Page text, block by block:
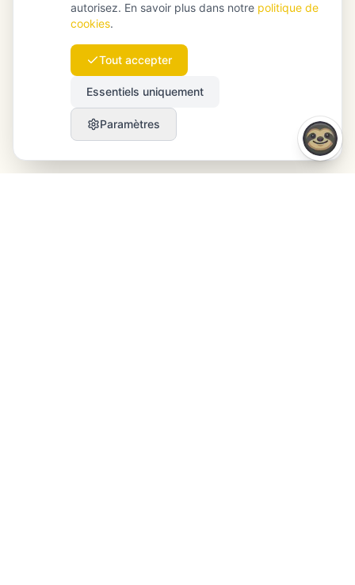
autorisez. En savoir plus dans notre politique de
cookies.
Tout accepter
Essentiels uniquement
Paramètres